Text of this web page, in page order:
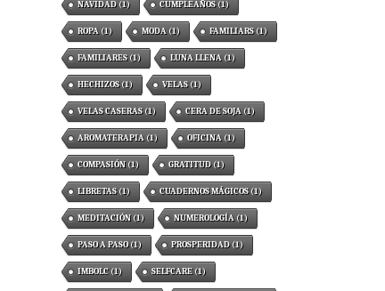
NAVIDAD(1) CUMPLEAÑOS(1)
ROPA(1) MODA(1) FAMILIARS(1)
FAMILIARES(1) LUNA LLENA(1)
HECHIZOS(1) VELAS(1)
VELAS CASERAS(1) CERA DE SOJA(1)
AROMATERAPIA(1) OFICINA(1)
COMPASIÓN(1) GRATITUD(1)
LIBRETAS(1) CUADERNOS MÁGICOS(1)
MEDITACIÓN(1) NUMEROLOGÍA(1)
PASO A PASO(1) PROSPERIDAD(1)
IMBOLC(1) SELFCARE(1)